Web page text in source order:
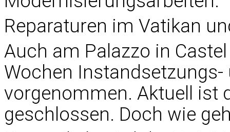
Reparaturen im Vatikan
Auch am Palazzo in
Wochen
vorgenommen. Aktuell ist
geschlossen. Doch wie